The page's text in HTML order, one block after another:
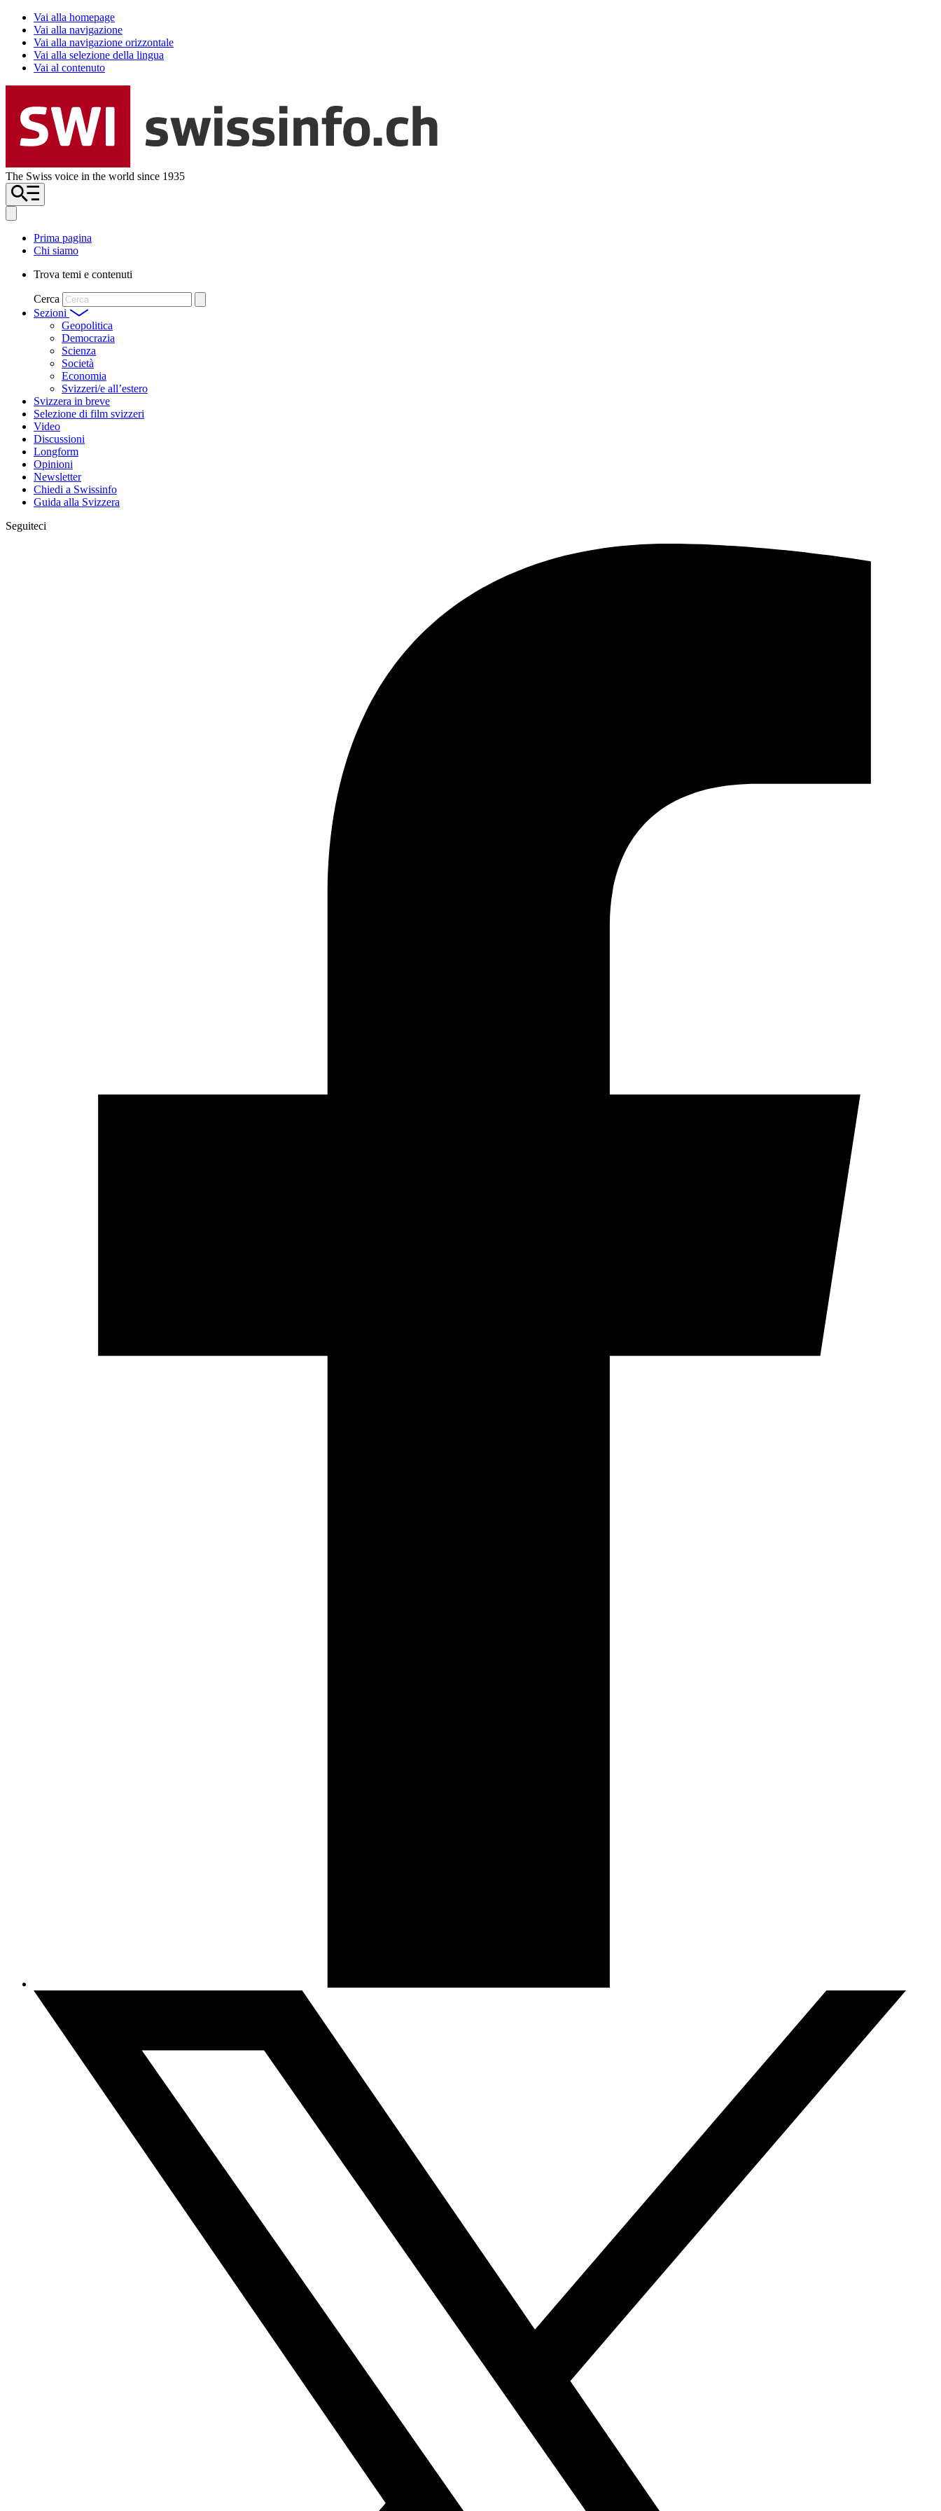
Vai alla homepage
Vai alla navigazione
Vai alla navigazione orizzontale
Vai alla selezione della lingua
Vai al contenuto
The Swiss voice in the world since 1935
Prima pagina
Chi siamo
Trova temi e contenuti
Cerca
Sezioni
Geopolitica
Democrazia
Scienza
Società
Economia
Svizzeri/e all’estero
Svizzera in breve
Selezione di film svizzeri
Video
Discussioni
Longform
Opinioni
Newsletter
Chiedi a Swissinfo
Guida alla Svizzera
Seguiteci